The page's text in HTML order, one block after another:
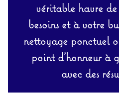
véritable havre
besoins et à votre
nettoyage ponctuel
point d’honneur à
avec des